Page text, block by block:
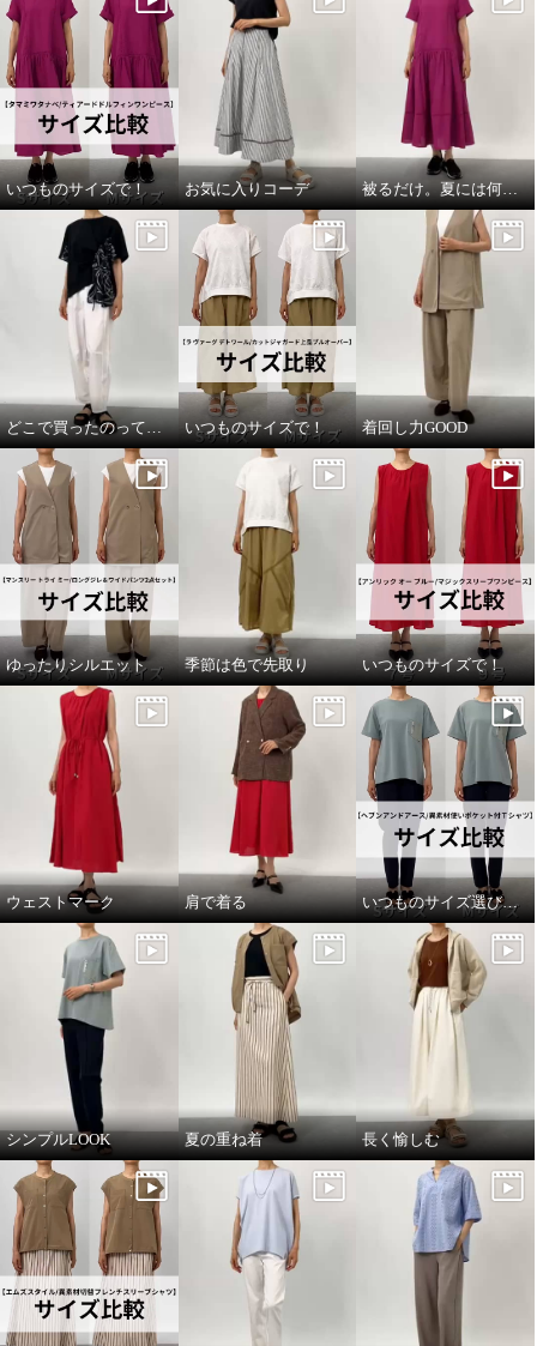
いつものサイズで！ お気に入りコーデ 被るだけ。夏には何より！
どこで買ったのって聞いてほしい いつものサイズで！ 着回し力GOOD
ゆったりシルエット 季節は色で先取り いつものサイズで！
ウェストマーク 肩で着る いつものサイズ選びで！
シンプルLOOK 夏の重ね着 長く愉しむ